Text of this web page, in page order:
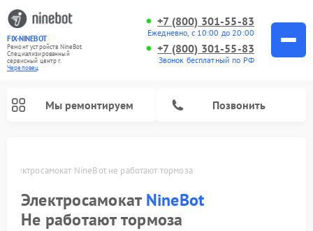
FIX-NINEBOT
Ремонт устройств NineBot
Специализированный
cервисный центр г.
Череповец
+7 (800) 301-55-83
Ежедневно, с 10:00 до 20:00
+7 (800) 301-55-83
Звонок бесплатный по РФ
Мы ремонтируем Позвонить
Электросамокат NineBot не работают тормоза
Электросамокат NineBot
Не работают тормоза